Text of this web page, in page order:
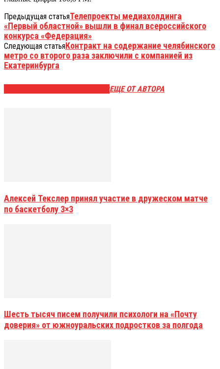
Предыдущая статьяТелепроекты медиахолдинга
«Первый областной» вышли в финал всероссийского
конкурса «Федерация»
Следующая статьяКонтракт на содержание челябинского
метро со второго раза заключили с компанией из
Екатеринбурга
ЕЩЕ ОТ АВТОРА
Алексей Текслер принял участие в дружеском матче
по баскетболу 3×3
Шесть тысяч писем получили психологи на «Почту
доверия» от южноуральских подростков за полгода